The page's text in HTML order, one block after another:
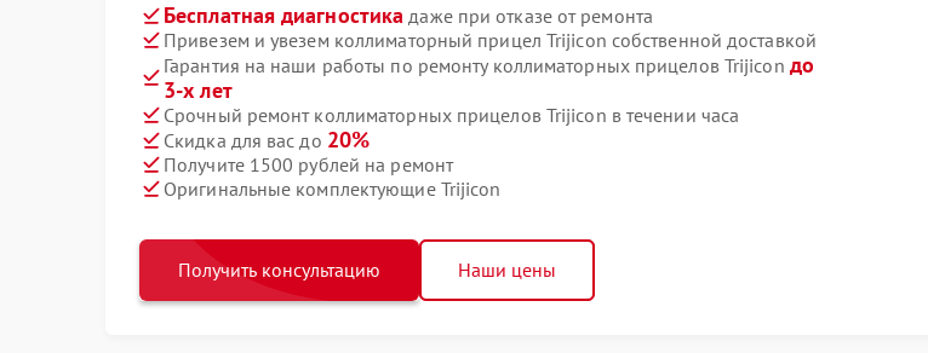
Бесплатная диагностика даже при отказе от ремонта
Привезем и увезем коллиматорный прицел Trijicon собственной доставкой
Гарантия на наши работы по ремонту коллиматорных прицелов Trijicon до
3-х лет
Срочный ремонт коллиматорных прицелов Trijicon в течении часа
Скидка для вас до 20%
Получите 1500 рублей на ремонт
Оригинальные комплектующие Trijicon
Получить консультацию Наши цены